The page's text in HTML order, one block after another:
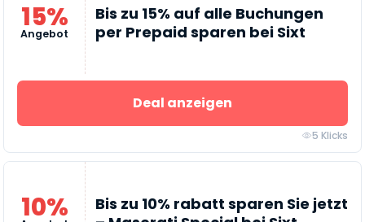
15%
Angebot
Bis zu 15% auf alle Buchungen
per Prepaid sparen bei Sixt
Deal anzeigen
5 Klicks
10%
Bis zu 10% rabatt sparen Sie jetzt